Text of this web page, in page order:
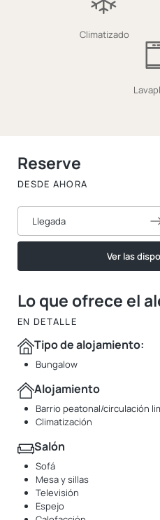
Climatizado
Lo que ofrece el
EN DETALLE
Tipo de alojamiento:
Bungalow
Alojamiento
Barrio peatonal/circulación
Climatización
Salón
Sofá
Mesa y sillas
Televisión
Espejo
Reserve
DESDE AHORA
Llegada
Ver las